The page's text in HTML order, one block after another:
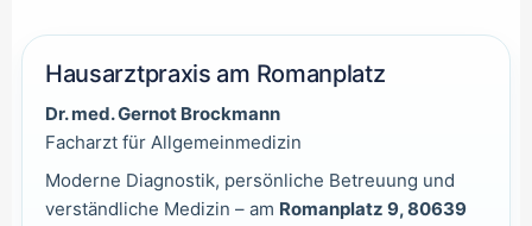
Hausarztpraxis am Romanplatz
Dr. med. Gernot Brockmann
Facharzt für Allgemeinmedizin
Moderne Diagnostik, persönliche Betreuung und
verständliche Medizin – am Romanplatz 9, 80639